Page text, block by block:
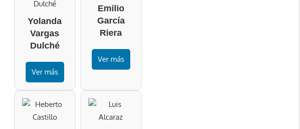
Yolanda
Vargas
Dulché
Ver más
Emilio
García
Riera
Ver más